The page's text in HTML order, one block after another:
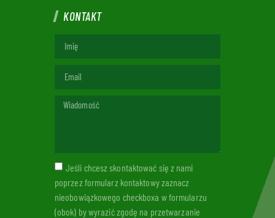
KONTAKT
Jeśli chcesz skontaktować się z nami
poprzez formularz kontaktowy zaznacz
nieobowiązkowego checkboxa w formularzu
(obok) by wyrazić zgodę na przetwarzanie